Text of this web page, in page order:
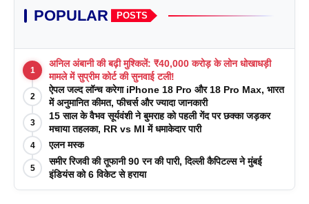
POPULAR POSTS
1
अनिल अंबानी की बढ़ी मुश्किलें: ₹40,000 करोड़ के लोन धोखाधड़ी
मामले में सुप्रीम कोर्ट की सुनवाई टली!
2
ऐपल जल्द लॉन्च करेगा iPhone 18 Pro और 18 Pro Max, भारत
में अनुमानित कीमत, फीचर्स और ज्यादा जानकारी
3
15 साल के वैभव सूर्यवंशी ने बुमराह को पहली गेंद पर छक्का जड़कर
मचाया तहलका, RR vs MI में धमाकेदार पारी
4 एलन मस्क
5
समीर रिजवी की तूफानी 90 रन की पारी, दिल्ली कैपिटल्स ने मुंबई
इंडियंस को 6 विकेट से हराया